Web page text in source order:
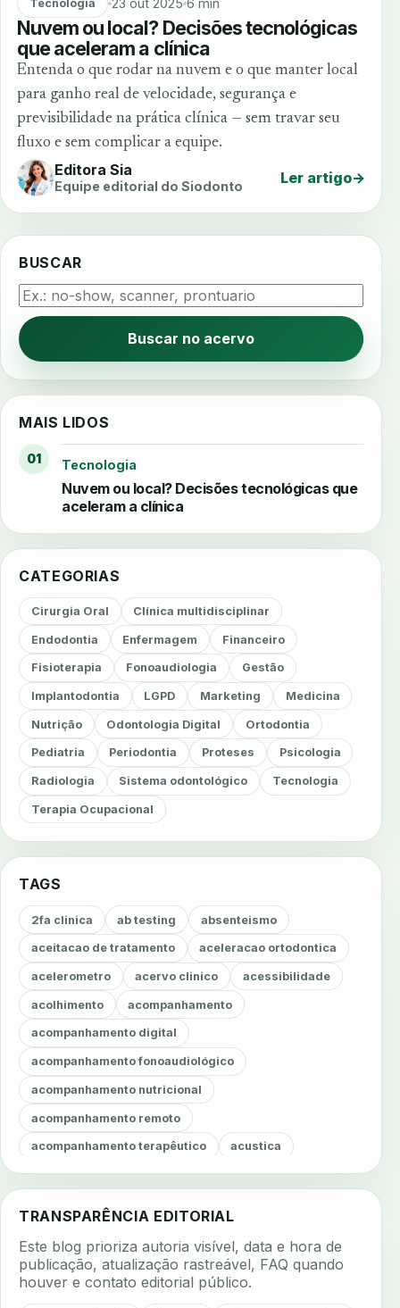
Tecnologia 23 out 2025 6 min
Nuvem ou local? Decisões tecnológicas
que aceleram a clínica
Entenda o que rodar na nuvem e o que manter local
para ganho real de velocidade, segurança e
previsibilidade na prática clínica — sem travar seu
fluxo e sem complicar a equipe.
Editora Sia
Equipe editorial do Siodonto Ler artigo→
BUSCAR
Buscar no acervo
MAIS LIDOS
01 Tecnologia
Nuvem ou local? Decisões tecnológicas que
aceleram a clínica
CATEGORIAS
Cirurgia Oral Clínica multidisciplinar
Endodontia Enfermagem Financeiro
Fisioterapia Fonoaudiologia Gestão
Implantodontia LGPD Marketing Medicina
Nutrição Odontologia Digital Ortodontia
Pediatria Periodontia Proteses Psicologia
Radiologia Sistema odontológico Tecnologia
Terapia Ocupacional
TAGS
2fa clinica ab testing absenteismo
aceitacao de tratamento aceleracao ortodontica
acelerometro acervo clinico acessibilidade
acolhimento acompanhamento
acompanhamento digital
acompanhamento fonoaudiológico
acompanhamento nutricional
acompanhamento remoto
acompanhamento terapêutico acustica
acustica clinica adesao adesao ao tratamento
aerossois agenda agenda clinica
agenda inteligente agenda odontologica
TRANSPARÊNCIA EDITORIAL
Este blog prioriza autoria visível, data e hora de
publicação, atualização rastreável, FAQ quando
houver e contato editorial público.